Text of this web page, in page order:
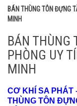
BÁN THÙNG TÔN ĐỰNG
MINH
BÁN THÙNG
PHÒNG UY
MINH
CƠ KHÍ SA PHÁT
THÙNG TÔN